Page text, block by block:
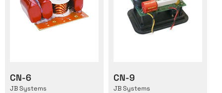
CN-6
JB Systems
CN-9
JB Systems